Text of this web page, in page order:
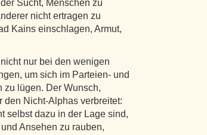
Sucht, Menschen zu
nicht ertragen zu
Kains einschlagen, Armut,
nur bei den wenigen
um sich im Parteien- und
zu lügen. Der Wunsch,
den Nicht-Alphas verbreitet:
selbst dazu in der Lage sind,
Ansehen zu rauben,